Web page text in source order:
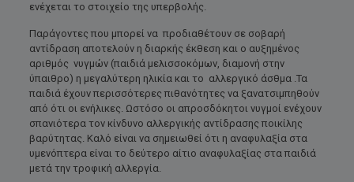
ενέχεται το στοιχείο της υπερβολής.
Παράγοντες που μπορεί να προδιαθέτουν σε σοβαρή
αντίδραση αποτελούν η διαρκής έκθεση και ο αυξημένος
αριθμός νυγμών (παιδιά μελισσοκόμων, διαμονή στην
ύπαιθρο) η μεγαλύτερη ηλικία και το αλλεργικό άσθμα .Τα
παιδιά έχουν περισσότερες πιθανότητες να ξανατσιμπηθούν
από ότι οι ενήλικες. Ωστόσο οι απροσδόκητοι νυγμοί ενέχουν
σπανιότερα τον κίνδυνο αλλεργικής αντίδρασης ποικίλης
βαρύτητας. Καλό είναι να σημειωθεί ότι η αναφυλαξία στα
υμενόπτερα είναι το δεύτερο αίτιο αναφυλαξίας στα παιδιά
μετά την τροφική αλλεργία.